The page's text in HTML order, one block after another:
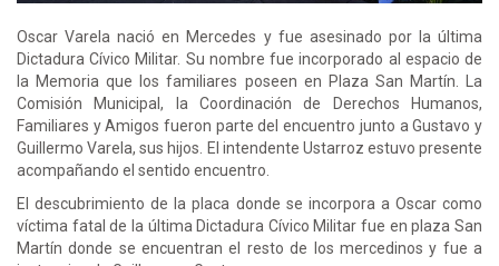
Oscar Varela nació en Mercedes y fue asesinado por la última
Dictadura Cívico Militar. Su nombre fue incorporado al espacio de
la Memoria que los familiares poseen en Plaza San Martín. La
Comisión Municipal, la Coordinación de Derechos Humanos,
Familiares y Amigos fueron parte del encuentro junto a Gustavo y
Guillermo Varela, sus hijos. El intendente Ustarroz estuvo presente
acompañando el sentido encuentro.
El descubrimiento de la placa donde se incorpora a Oscar como
víctima fatal de la última Dictadura Cívico Militar fue en plaza San
Martín donde se encuentran el resto de los mercedinos y fue a